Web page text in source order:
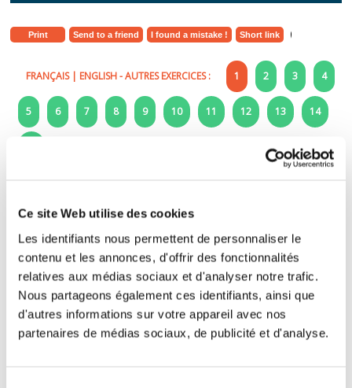
Ce site Web utilise des cookies
Les identifiants nous permettent de personnaliser le
contenu et les annonces, d'offrir des fonctionnalités
relatives aux médias sociaux et d'analyser notre trafic.
Nous partageons également ces identifiants, ainsi que
d'autres informations sur votre appareil avec nos
partenaires de médias sociaux, de publicité et d'analyse.
Print Send to a friend I found a mistake ! Short link
FRANÇAIS| ENGLISH- AUTRES EXERCICES : 1 2 3 4
5 6 7 8 9 10 11 12 13 14
adverbs
Find that french adverb, put the letters in the
right order.
D O T M E C U N E